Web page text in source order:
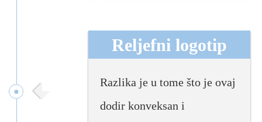
Reljefni logotip
Razlika je u tome što je ovaj
dodir konveksan i